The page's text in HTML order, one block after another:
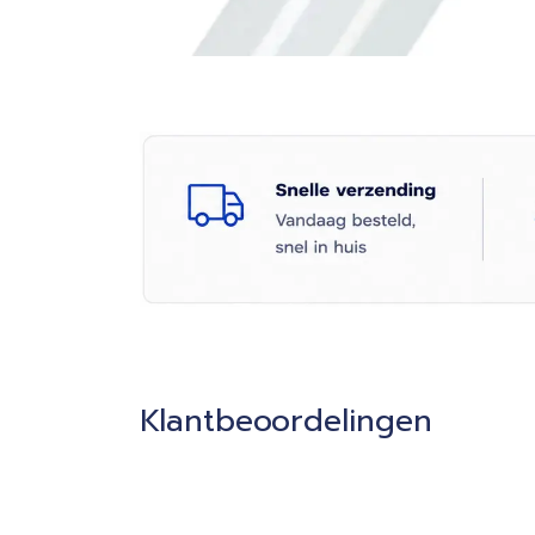
Klantbeoordelingen